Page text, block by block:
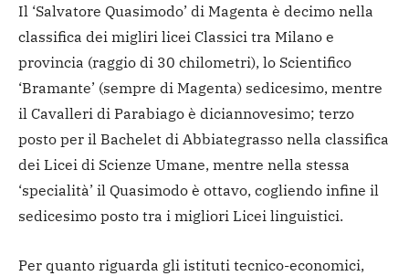
Il ‘Salvatore Quasimodo’ di Magenta è decimo nella
classifica dei migliri licei Classici tra Milano e
provincia (raggio di 30 chilometri), lo Scientifico
‘Bramante’ (sempre di Magenta) sedicesimo, mentre
il Cavalleri di Parabiago è diciannovesimo; terzo
posto per il Bachelet di Abbiategrasso nella classifica
dei Licei di Scienze Umane, mentre nella stessa
‘specialità’ il Quasimodo è ottavo, cogliendo infine il
sedicesimo posto tra i migliori Licei linguistici.
Per quanto riguarda gli istituti tecnico-economici,